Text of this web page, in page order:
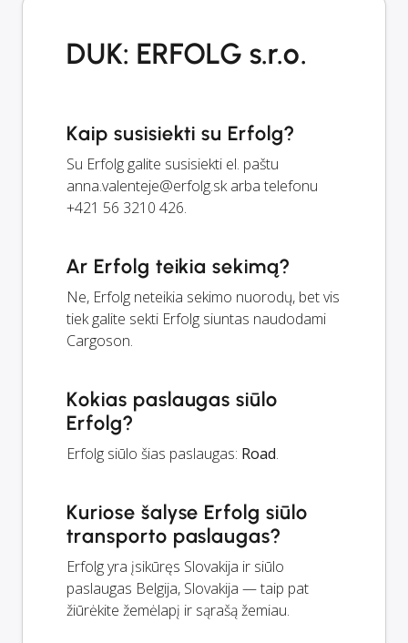
DUK: ERFOLG s.r.o.
Kaip susisiekti su Erfolg?
Su Erfolg galite susisiekti el. paštu
anna.valenteje@erfolg.skarba telefonu
+421 56 3210 426.
Ar Erfolg teikia sekimą?
Ne, Erfolg neteikia sekimo nuorodų, bet vis
tiek galite sekti Erfolg siuntas naudodami
Cargoson.
Kokias paslaugas siūlo
Erfolg?
Erfolg siūlo šias paslaugas: Road.
Kuriose šalyse Erfolg siūlo
transporto paslaugas?
Erfolg yra įsikūręs Slovakija ir siūlo
paslaugas Belgija, Slovakija — taip pat
žiūrėkite žemėlapį ir sąrašą žemiau.